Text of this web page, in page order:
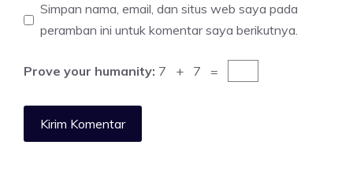
Simpan nama, email, dan situs web saya pada
peramban ini untuk komentar saya berikutnya.
Prove your humanity: 7 + 7 =